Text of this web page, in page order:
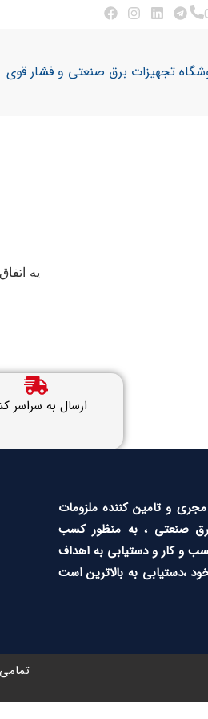
تجهیزات برق صنعتی و فشار قوی
یه
ارسال به سراسر
و تامین کننده ملزومات
صنعتی ، به منظور کسب
و کار و دستیابی به اهداف
،دستیابی به بالاترین است